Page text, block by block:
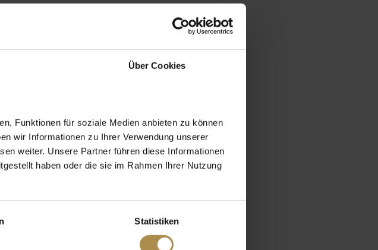
Über Cookies
Funktionen für soziale Medien anbieten zu können
wir Informationen zu Ihrer Verwendung unserer
weiter. Unsere Partner führen diese Informationen
haben oder die sie im Rahmen Ihrer Nutzung
Statistiken